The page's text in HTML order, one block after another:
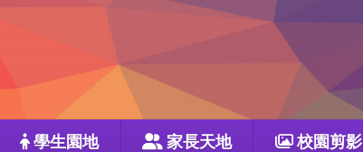
學生園地 家長天地 校園剪影